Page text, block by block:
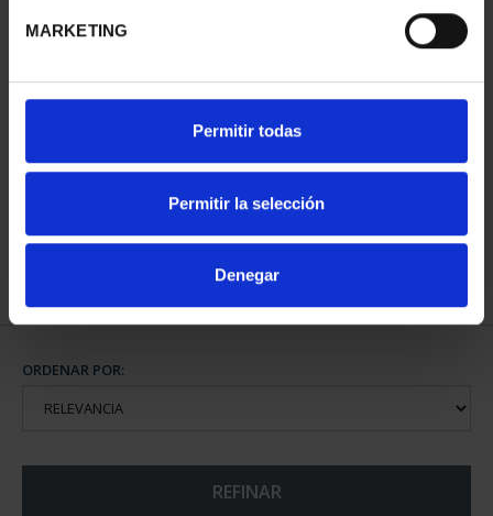
MARKETING
Permitir todas
Permitir la selección
Denegar
CINCUENTÍN
ORDENAR POR:
REFINAR